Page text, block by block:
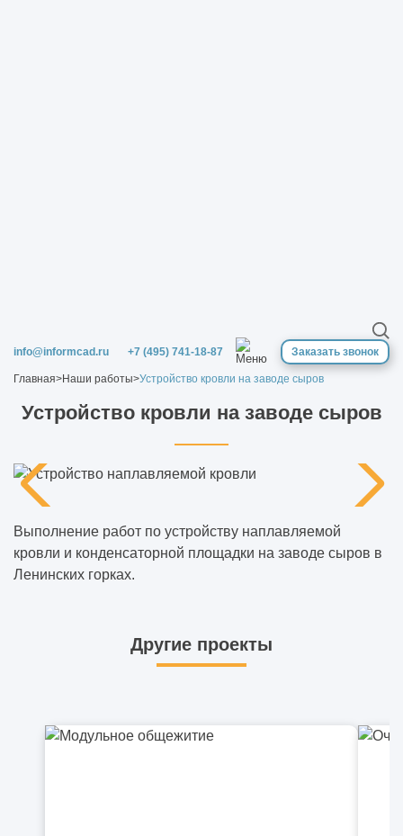
info@informcad.ru +7 (495) 741-18-87 Заказать звонок
Главная>Наши работы>Устройство кровли на заводе сыров
Устройство кровли на заводе сыров
Выполнение работ по устройству наплавляемой
кровли и конденсаторной площадки на заводе сыров в
Ленинских горках.
Другие проекты